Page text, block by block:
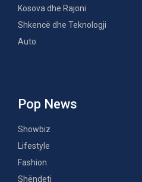
Kosova dhe Rajoni
Shkencë dhe Teknologji
Auto
Pop News
Showbiz
Lifestyle
Fashion
Shëndeti